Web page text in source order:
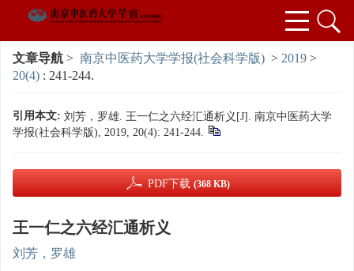
文章导航 > 南京中医药大学学报(社会科学版) > 2019 >
20(4) : 241-244.
引用本文: 刘芳，罗雄. 王一仁之六经汇通析义[J]. 南京中医药大学
学报(社会科学版), 2019, 20(4): 241-244.
PDF下载 (368 KB)
王一仁之六经汇通析义
刘芳，罗雄